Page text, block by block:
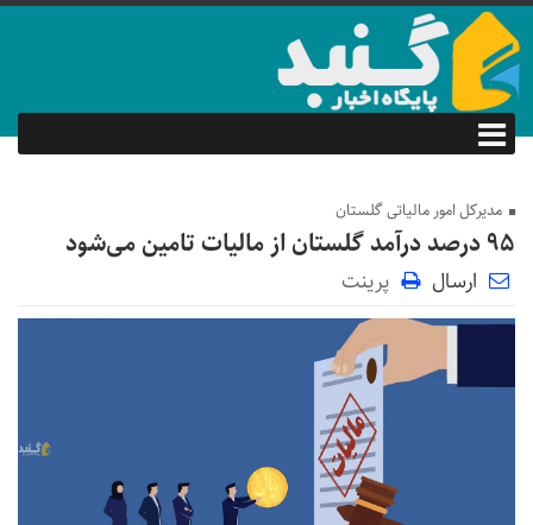
مدیرکل امور مالیاتی گلستان
۹۵ درصد درآمد گلستان از مالیات تامین می‌شود
ارسال پرینت